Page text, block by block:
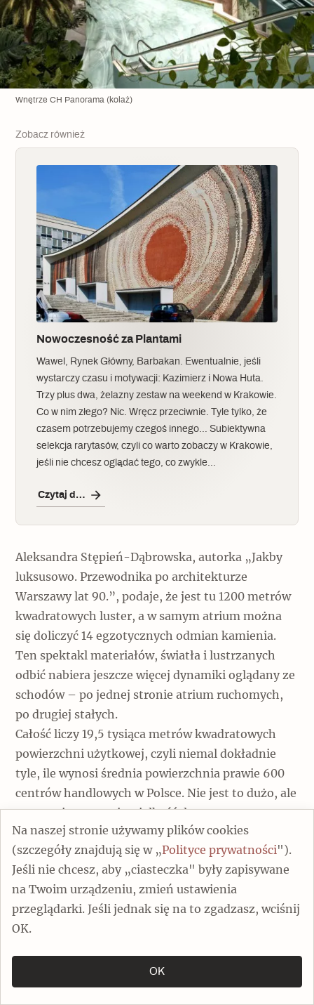
Na naszej stronie używamy plików cookies
(szczegóły znajdują się w „Polityce prywatności").
Jeśli nie chcesz, aby „ciasteczka" były zapisywane
na Twoim urządzeniu, zmień ustawienia
przeglądarki. Jeśli jednak się na to zgadzasz, wciśnij
OK.
OK
Wnętrze CH Panorama (kolaż)
Zobacz również
Nowoczesność za Plantami
Wawel, Rynek Główny, Barbakan. Ewentualnie, jeśli
wystarczy czasu i motywacji: Kazimierz i Nowa Huta.
Trzy plus dwa, żelazny zestaw na weekend w Krakowie.
Co w nim złego? Nic. Wręcz przeciwnie. Tyle tylko, że
czasem potrzebujemy czegoś innego… Subiektywna
selekcja rarytasów, czyli co warto zobaczy w Krakowie,
jeśli nie chcesz oglądać tego, co zwykle…
Czytaj dalej
Aleksandra Stępień-Dąbrowska, autorka „Jakby
luksusowo. Przewodnika po architekturze
Warszawy lat 90.”, podaje, że jest tu 1200 metrów
kwadratowych luster, a w samym atrium można
się doliczyć 14 egzotycznych odmian kamienia.
Ten spektakl materiałów, światła i lustrzanych
odbić nabiera jeszcze więcej dynamiki oglądany ze
schodów – po jednej stronie atrium ruchomych,
po drugiej stałych.
Całość liczy 19,5 tysiąca metrów kwadratowych
powierzchni użytkowej, czyli niemal dokładnie
tyle, ile wynosi średnia powierzchnia prawie 600
centrów handlowych w Polsce. Nie jest to dużo, ale
znaczenie ma tu nie wielkość, lecz
bezkompromisowa estetyka, nieznana ani w
ówczesnej Warszawie, ani Polsce. Przewrotność,
umiejętność zaskakiwania, stosowanie iluzji, gra
skojarzeń i towarzyszący im rozmach czynią z
Panoramy doskonałe wcielenie postmodernizmu.
Styl ten przyszedł do nas spóźniony i rozkwitł